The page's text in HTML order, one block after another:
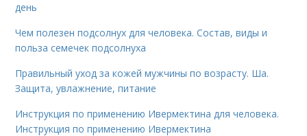
день
Чем полезен подсолнух для человека. Состав, виды и
польза семечек подсолнуха
Правильный уход за кожей мужчины по возрасту. Ша.
Защита, увлажнение, питание
Инструкция по применению Ивермектина для человека.
Инструкция по применению Ивермектина